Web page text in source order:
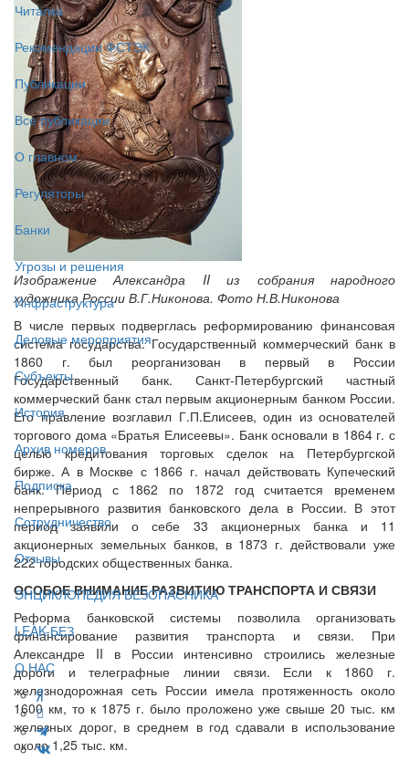
Читалка
Рекомендации ФСТЭК
Публикации
Все публикации
О главном
Регуляторы
Банки
Угрозы и решения
Инфраструктура
Деловые мероприятия
Субъекты
История
Архив номеров
Подписка
Сотрудничество
Отзывы
ЭНЦИКЛОПЕДИЯ БЕЗОПАСНИКА
LEAK-БЕЗ
О НАС
Изображение Александра II из собрания народного
художника России В.Г.Никонова. Фото Н.В.Никонова
В числе первых подверглась реформированию финансовая
система государства. Государственный коммерческий банк в
1860 г. был реорганизован в первый в России
Государственный банк. Санкт-Петербургский частный
коммерческий банк стал первым акционерным банком России.
Его правление возглавил Г.П.Елисеев, один из основателей
торгового дома «Братья Елисеевы». Банк основали в 1864 г. с
целью кредитования торговых сделок на Петербургской
бирже. А в Москве с 1866 г. начал действовать Купеческий
банк. Период с 1862 по 1872 год считается временем
непрерывного развития банковского дела в России. В этот
период заявили о себе 33 акционерных банка и 11
акционерных земельных банков, в 1873 г. действовали уже
222 городских общественных банка.
ОСОБОЕ ВНИМАНИЕ РАЗВИТИЮ ТРАНСПОРТА И СВЯЗИ
Реформа банковской системы позволила организовать
финансирование развития транспорта и связи. При
Александре II в России интенсивно строились железные
дороги и телеграфные линии связи. Если к 1860 г.
железнодорожная сеть России имела протяженность около
1600 км, то к 1875 г. было проложено уже свыше 20 тыс. км
железных дорог, в среднем в год сдавали в использование
около 1,25 тыс. км.